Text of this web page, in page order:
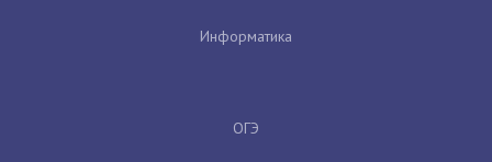
Информатика
ОГЭ